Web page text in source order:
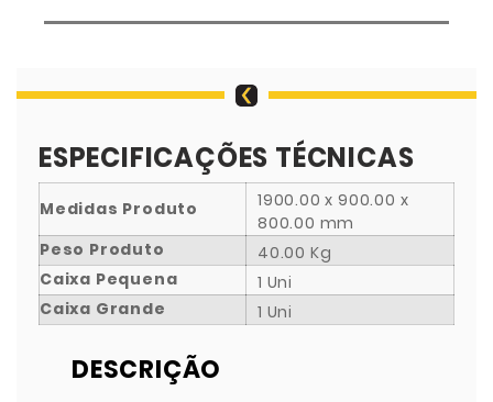
ESPECIFICAÇÕES TÉCNICAS
Medidas Produto
1900.00 x 900.00 x
800.00 mm
Peso Produto
40.00 Kg
Caixa Pequena
1 Uni
Caixa Grande
1 Uni
DESCRIÇÃO